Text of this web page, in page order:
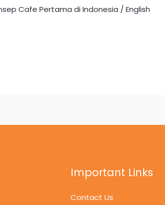
Cafe Pertama di Indonesia /English
Important Links
Contact Us